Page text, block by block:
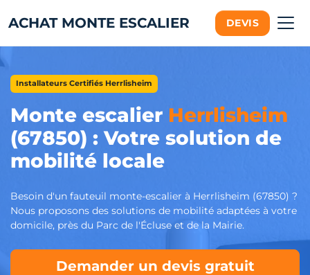
ACHAT MONTE ESCALIER DEVIS
Installateurs Certifiés Herrlisheim
Monte escalier Herrlisheim
(67850) : Votre solution de
mobilité locale
Besoin d'un fauteuil monte-escalier à Herrlisheim (67850) ?
Nous proposons des solutions de mobilité adaptées à votre
domicile, près du Parc de l'Écluse et de la Mairie.
Demander un devis gratuit